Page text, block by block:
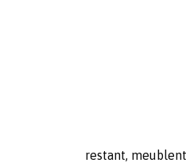
restant,